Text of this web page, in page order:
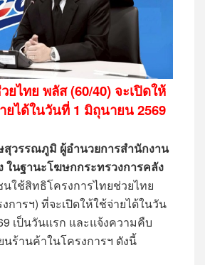
ยไทย พลัส (60/40) จะเปิดให้
ได้ในวันที่ 1 มิถุนายน 2569
วรรณภูมิ ผู้อำนวยการสำนักงาน
ในฐานะโฆษกกระทรวงการคลัง
ใช้สิทธิโครงการไทยช่วยไทย
การฯ) ที่จะเปิดให้ใช้จ่ายได้ในวัน
เป็นวันแรก และแจ้งความคืบ
นร้านค้าในโครงการฯ ดังนี้